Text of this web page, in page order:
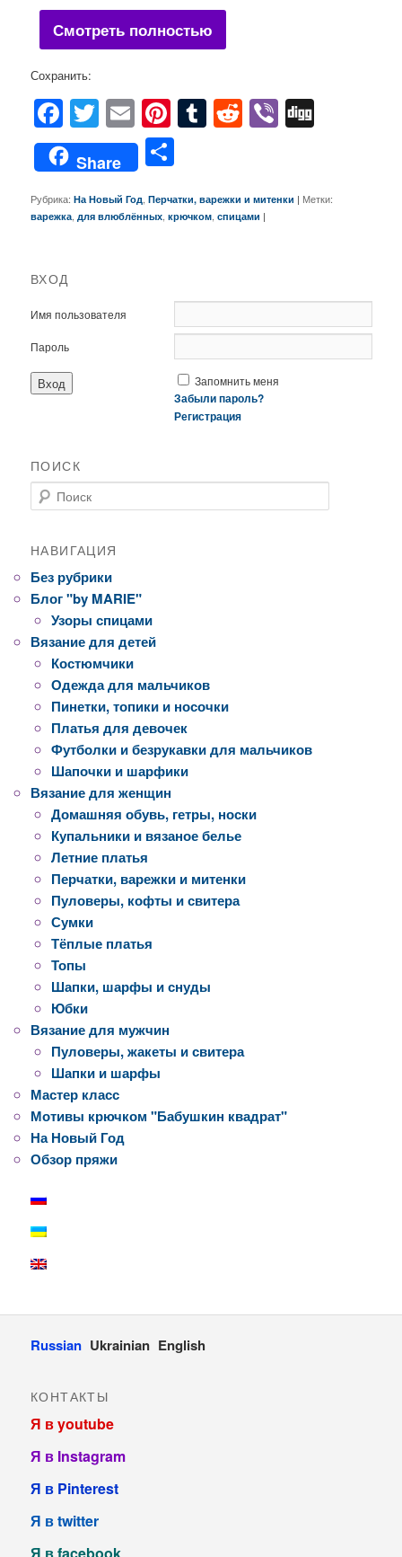
Смотреть полностью
Сохранить:
FacebookTwitter Email PinterestTumblr Reddit Viber
Share
Рубрика: На Новый Год,Перчатки, варежки и митенки | Метки:
варежка,для влюблённых,крючком,спицами |
ВХОД
Имя пользователя
Пароль
Запомнить меня
Забыли пароль?
Регистрация
ПОИСК
Поиск
НАВИГАЦИЯ
Без рубрики
Блог "by MARIE"
Узоры спицами
Вязание для детей
Костюмчики
Одежда для мальчиков
Пинетки, топики и носочки
Платья для девочек
Футболки и безрукавки для мальчиков
Шапочки и шарфики
Вязание для женщин
Домашняя обувь, гетры, носки
Купальники и вязаное белье
Летние платья
Перчатки, варежки и митенки
Пуловеры, кофты и свитера
Сумки
Тёплые платья
Топы
Шапки, шарфы и снуды
Юбки
Вязание для мужчин
Пуловеры, жакеты и свитера
Шапки и шарфы
Мастер класс
Мотивы крючком "Бабушкин квадрат"
На Новый Год
Обзор пряжи
Russian Ukrainian English
КОНТАКТЫ
Я в youtube
Я в Instagram
Я в Pinterest
Я в twitter
Я в facebook